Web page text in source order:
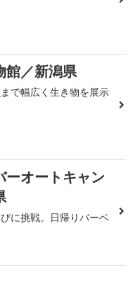
館／新潟県
で幅広く生き物を展示
ーオートキャン
に挑戦。日帰りバーベ